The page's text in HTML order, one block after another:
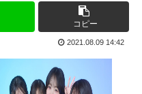
USスチール驚異の大復...
てしまう w w w...
たいだ…！」日本の江戸時...
、若い頃がこれかよ」
偽サイトに注意してくだ...
コピー
2021.08.09 14:42